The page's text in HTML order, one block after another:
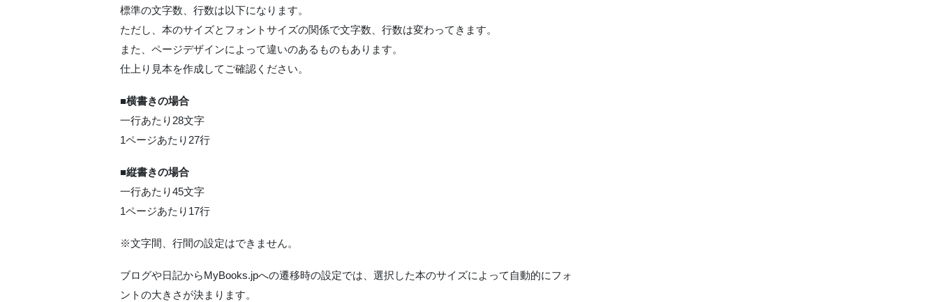
標準の文字数、行数は以下になります。
ただし、本のサイズとフォントサイズの関係で文字数、行数は変わってきます。
また、ページデザインによって違いのあるものもあります。
仕上り見本を作成してご確認ください。
■横書きの場合
一行あたり28文字
1ページあたり27行
■縦書きの場合
一行あたり45文字
1ページあたり17行
※文字間、行間の設定はできません。
ブログや日記からMyBooks.jpへの遷移時の設定では、選択した本のサイズによって自動的にフォ
ントの大きさが決まります。